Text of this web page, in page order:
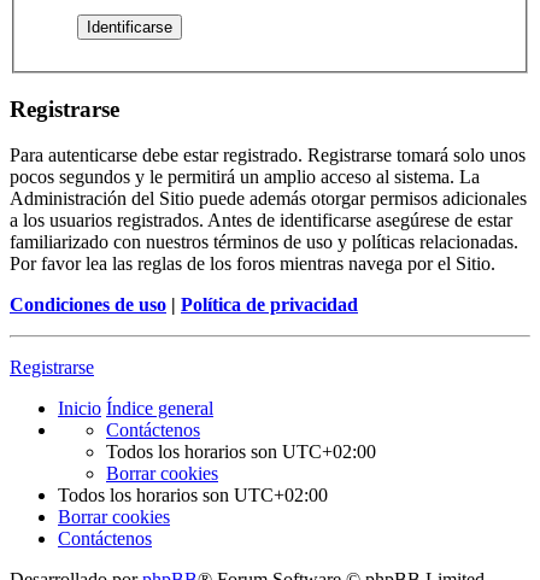
Registrarse
Para autenticarse debe estar registrado. Registrarse tomará solo unos
pocos segundos y le permitirá un amplio acceso al sistema. La
Administración del Sitio puede además otorgar permisos adicionales
a los usuarios registrados. Antes de identificarse asegúrese de estar
familiarizado con nuestros términos de uso y políticas relacionadas.
Por favor lea las reglas de los foros mientras navega por el Sitio.
Condiciones de uso | Política de privacidad
Registrarse
Inicio Índice general
Contáctenos
Todos los horarios son UTC+02:00
Borrar cookies
Todos los horarios son UTC+02:00
Borrar cookies
Contáctenos